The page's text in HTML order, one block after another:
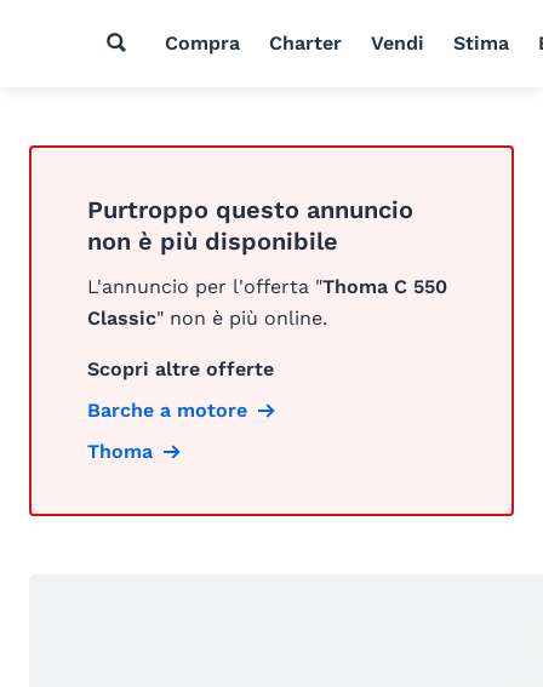
Compra Charter Vendi Stima
Purtroppo questo annuncio
non è più disponibile
L'annuncio per l'offerta "Thoma C 550
Classic" non è più online.
Scopri altre offerte
Barche a motore
Thoma